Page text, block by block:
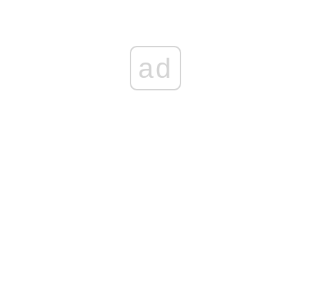
ad